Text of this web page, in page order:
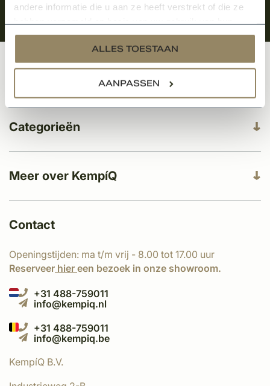
andere informatie die u aan ze heeft verstrekt of die ze
services.
ALLES TOESTAAN
AANPASSEN
Meer over KempíQ
Categorieën
Contact
Openingstijden: ma t/m vrij - 8.00 tot 17.00 uur
Reserveer hier een bezoek in onze showroom.
+31 488-759011
info@kempiq.nl
+31 488-759011
info@kempiq.be
KempíQ B.V.